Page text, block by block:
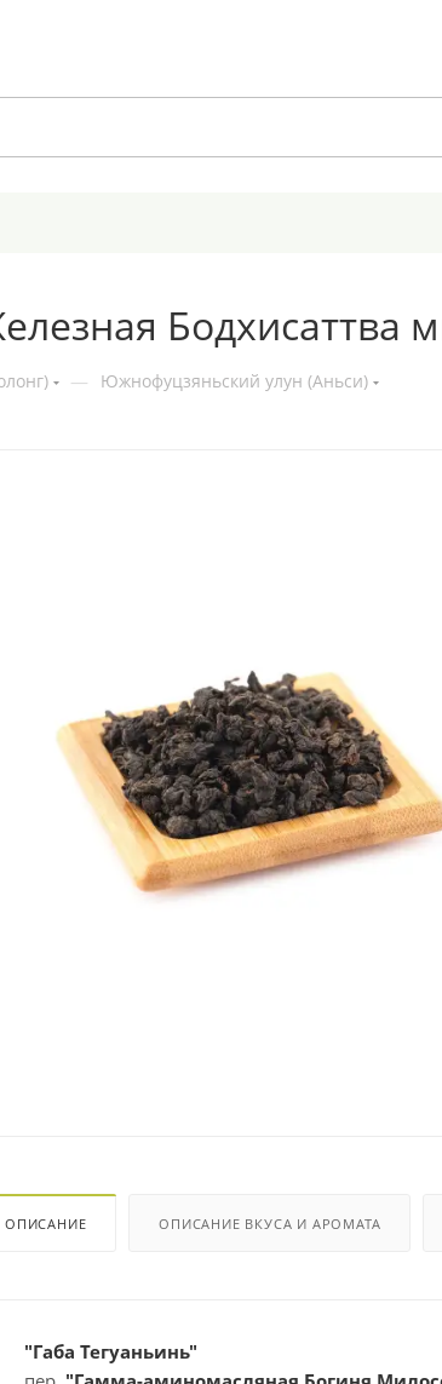
Бодхисаттва
— Южнофуцзяньский улун (Аньси)
ОПИСАНИЕ ОПИСАНИЕ ВКУСА И АРОМАТА
"Габа Тегуаньинь"